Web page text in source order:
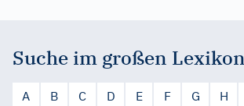
Suche im großen Lexikon
A B C D E F G H